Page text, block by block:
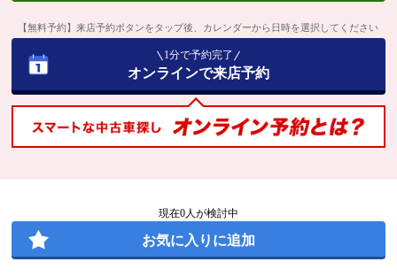
【無料予約】来店予約ボタンをタップ後、カレンダーから日時を選択してください
1分で予約完了
オンラインで来店予約
現在0人が検討中
お気に入りに追加